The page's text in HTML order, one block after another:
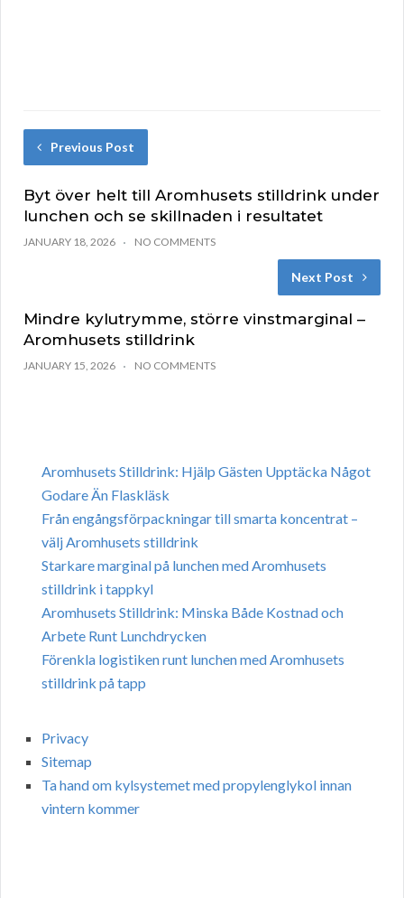
Previous Post
Byt över helt till Aromhusets stilldrink under
lunchen och se skillnaden i resultatet
JANUARY 18, 2026 NO COMMENTS
Next Post
Mindre kylutrymme, större vinstmarginal –
Aromhusets stilldrink
JANUARY 15, 2026 NO COMMENTS
Aromhusets Stilldrink: Hjälp Gästen Upptäcka Något
Godare Än Flaskläsk
Från engångsförpackningar till smarta koncentrat –
välj Aromhusets stilldrink
Starkare marginal på lunchen med Aromhusets
stilldrink i tappkyl
Aromhusets Stilldrink: Minska Både Kostnad och
Arbete Runt Lunchdrycken
Förenkla logistiken runt lunchen med Aromhusets
stilldrink på tapp
Privacy
Sitemap
Ta hand om kylsystemet med propylenglykol innan
vintern kommer